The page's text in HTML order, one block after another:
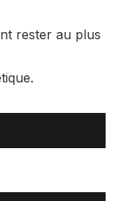
rester au plus